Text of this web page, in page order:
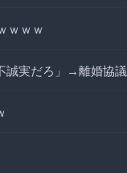
ｗｗｗ
誠実だろ」→離婚協